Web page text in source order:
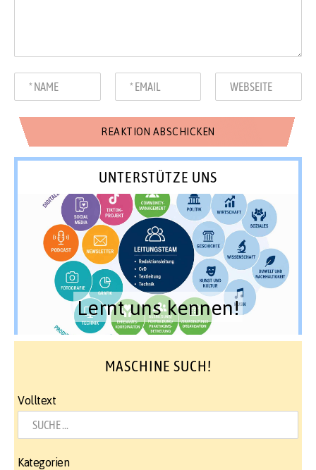
UNTERSTÜTZE UNS
Lernt uns kennen!
MASCHINE SUCH!
Volltext
Kategorien